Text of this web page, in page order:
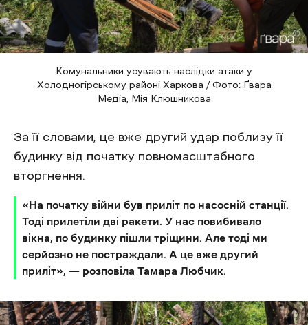
Комунальники усувають наслідки атаки у
Холодногірському районі Харкова / Фото: Ґвара
Медіа, Мія Клюшникова
За її словами, це вже другий удар поблизу її
будинку від початку повномасштабного
вторгнення.
«На початку війни був приліт по насосній станції.
Тоді прилетіли дві ракети. У нас повибивало
вікна, по будинку пішли тріщини. Але тоді ми
серйозно не постраждали. А це вже другий
приліт», — розповіла Тамара Любчик.